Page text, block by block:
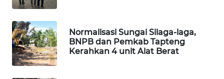
Normalisasi Sungai Silaga-laga,
BNPB dan Pemkab Tapteng
Kerahkan 4 unit Alat Berat
MARTABAT
NET
PLN
WATCH